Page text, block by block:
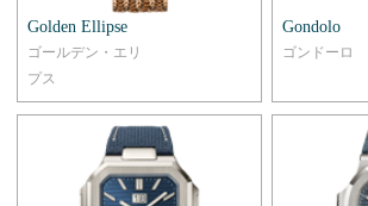
Golden Ellipse
ゴールデン・エリ
プス
Gondolo
ゴンドーロ